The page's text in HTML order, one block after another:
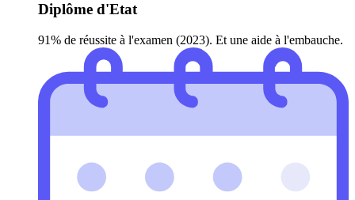
Diplôme d'Etat
91% de réussite à l'examen (2023). Et une aide à l'embauche.